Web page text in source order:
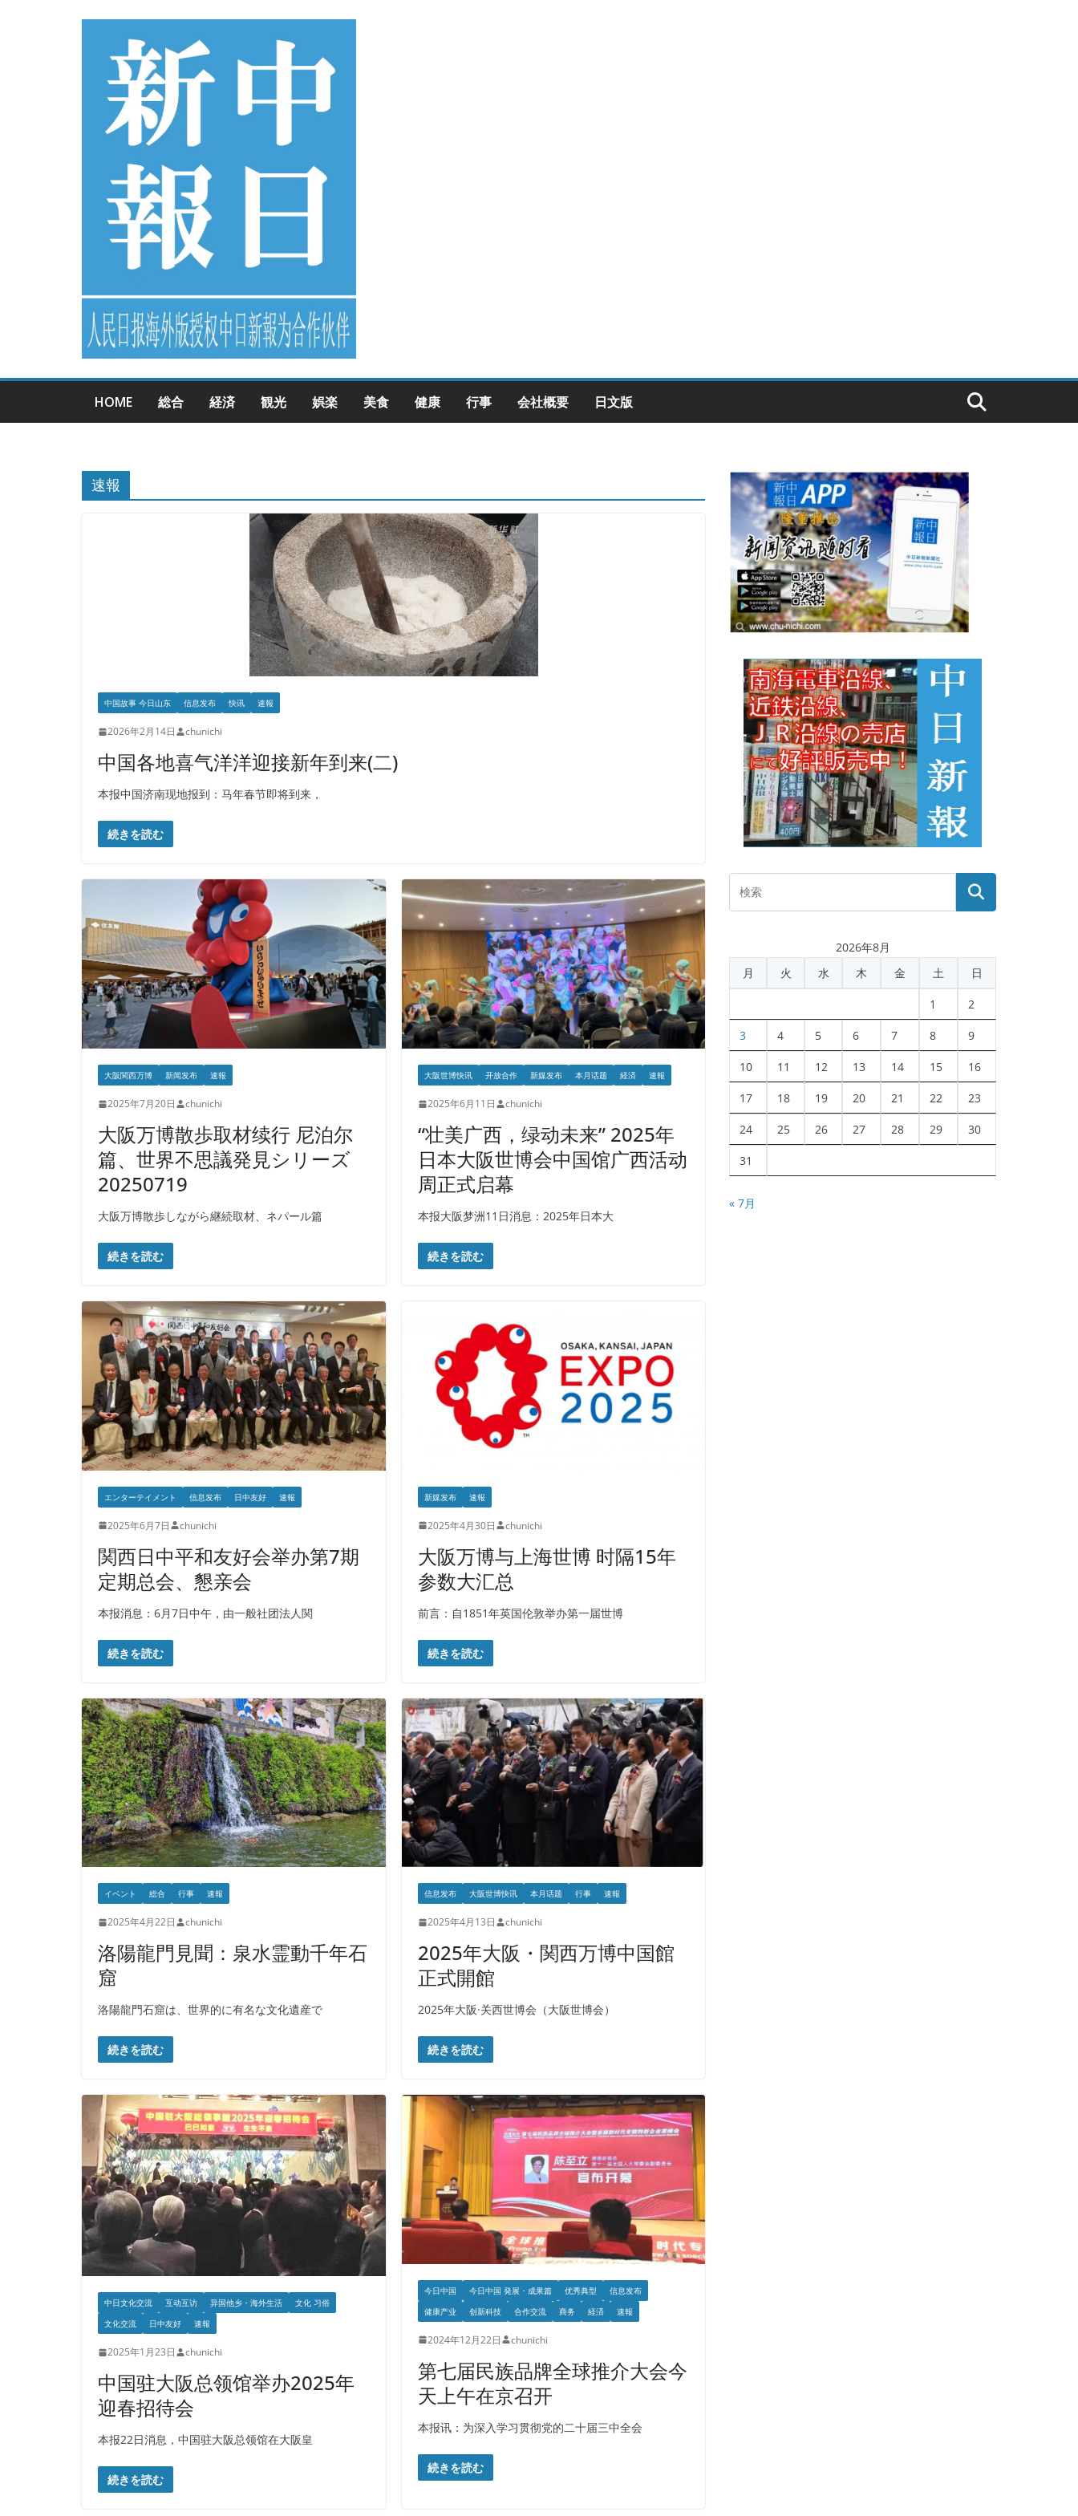
HOME 総合 経済 観光 娯楽 美食 健康 行事 会社概要 日文版
速報
中国故事 今日山东 信息发布 快讯 速報
2026年2月14日 chunichi
中国各地喜气洋洋迎接新年到来(二)
本报中国济南现地报到：马年春节即将到来，
続きを読む
大阪関西万博 新闻发布 速報
2025年7月20日 chunichi
大阪万博散歩取材续行 尼泊尔
篇、世界不思議発見シリーズ
20250719
大阪万博散歩しながら継続取材、ネパール篇
続きを読む
大阪世博快讯 开放合作 新媒发布 本月话题 経済 速報
2025年6月11日 chunichi
“壮美广西，绿动未来” 2025年
日本大阪世博会中国馆广西活动
周正式启幕
本报大阪梦洲11日消息：2025年日本大
続きを読む
エンターテイメント 信息发布 日中友好 速報
2025年6月7日 chunichi
関西日中平和友好会举办第7期
定期总会、懇亲会
本报消息：6月7日中午，由一般社团法人関
続きを読む
新媒发布 速報
2025年4月30日 chunichi
大阪万博与上海世博 时隔15年
参数大汇总
前言：自1851年英国伦敦举办第一届世博
続きを読む
イベント 総合 行事 速報
2025年4月22日 chunichi
洛陽龍門見聞：泉水霊動千年石
窟
洛陽龍門石窟は、世界的に有名な文化遺産で
続きを読む
信息发布 大阪世博快讯 本月话题 行事 速報
2025年4月13日 chunichi
2025年大阪・関西万博中国館
正式開館
2025年大阪·关西世博会（大阪世博会）
続きを読む
中日文化交流 互动互访 异国他乡・海外生活
文化 习俗
文化交流
日中友好 速報
2025年1月23日 chunichi
中国驻大阪总领馆举办2025年
迎春招待会
本报22日消息，中国驻大阪总领馆在大阪皇
続きを読む
今日中国 今日中国 発展・成果篇 优秀典型
信息发布
健康产业
创新科技 合作交流 商务 経済 速報
2024年12月22日 chunichi
第七届民族品牌全球推介大会今
天上午在京召开
本报讯：为深入学习贯彻党的二十届三中全会
続きを読む
2026年8月
月
火 水 木 金 土 日
1 2
3 4 5 6 7 8 9
10 11 12 13 14 15 16
17 18 19 20 21 22 23
24 25 26 27 28 29 30
31
« 7月